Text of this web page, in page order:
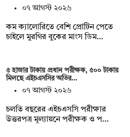
০৭ আগস্ট ২০২৬
কম ক্যালোরিতে বেশি প্রোটিন পেতে
চাইলে মুরগির বুকের মাংস ডিম…
৫ হাজার টাকায় প্রধান পরীক্ষক, ৫০০ টাকায়
মিলছে এইচএসসির অতির…
০৭ আগস্ট ২০২৬
চলতি বছরের এইচএসসি পরীক্ষার
উত্তরপত্র মূল্যায়নে পরীক্ষক ও প…